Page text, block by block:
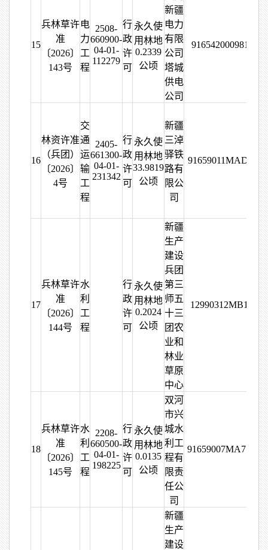
15
兵林草许
准
〔2026〕
143号
电
力
工
程
2508-
660900-
04-01-
112279
行
政
许
可
永久使
用林地
0.2339
公顷
新疆
电力
有限
公司
塔城
供电
公司
16
林资许准
（兵团）
〔2026〕
4号
交
通
运
输
工
程
2405-
661300-
04-01-
231342
行
政
许
可
永久使
用林地
33.9819
公顷
新疆
三淖
驿铁
路有
限公
司
17
兵林草许
准
〔2026〕
144号
水
利
工
程
行
政
许
可
永久使
用林地
0.2024
公顷
新疆
生产
建设
兵团
第三
师五
十三
团农
业和
林业
草原
中心
18
兵林草许
准
〔2026〕
145号
水
利
工
程
2208-
660500-
04-01-
198225
行
政
许
可
永久使
用林地
0.0135
公顷
双河
市兴
城水
利工
程有
限责
任公
司
新疆
生产
建设